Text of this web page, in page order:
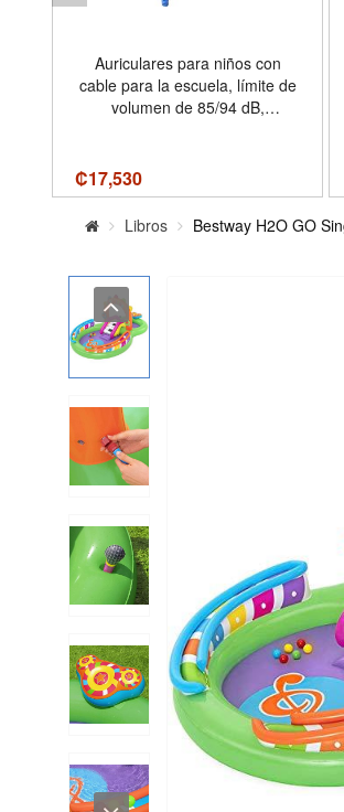
Auriculares para niños con
cable para la escuela, límite de
volumen de 85/94 dB,
micrófono, sonido estéreo Jack
de 0.138 in para Kindle
₡17,530
Libros Bestway H2O GO